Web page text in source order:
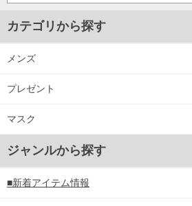
カテゴリから探す
メンズ
プレゼント
マスク
ジャンルから探す
■新着アイテム情報